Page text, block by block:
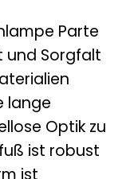
Parte
und Sorgfalt
lange
Optik zu
ist robust
ist